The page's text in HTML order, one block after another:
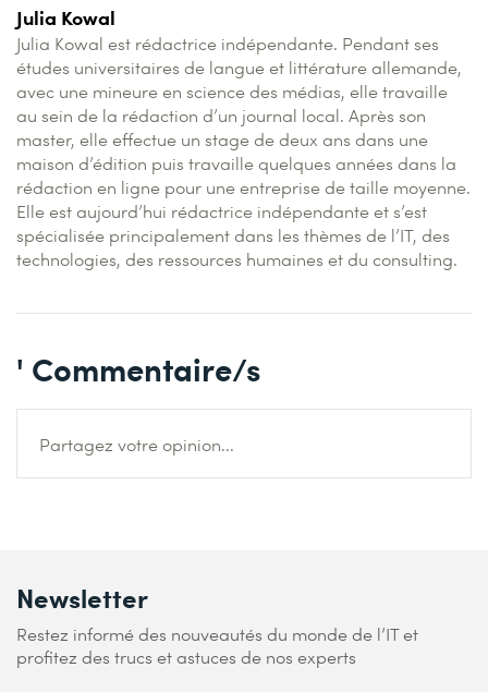
Julia Kowal
Julia Kowal est rédactrice indépendante. Pendant ses
études universitaires de langue et littérature allemande,
avec une mineure en science des médias, elle travaille
au sein de la rédaction d’un journal local. Après son
master, elle effectue un stage de deux ans dans une
maison d’édition puis travaille quelques années dans la
rédaction en ligne pour une entreprise de taille moyenne.
Elle est aujourd’hui rédactrice indépendante et s’est
spécialisée principalement dans les thèmes de l’IT, des
technologies, des ressources humaines et du consulting.
' Commentaire/s
Partagez votre opinion...
Newsletter
Restez informé des nouveautés du monde de l’IT et
profitez des trucs et astuces de nos experts